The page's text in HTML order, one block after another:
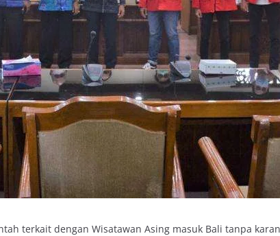
terkait dengan Wisatawan Asing masuk Bali tanpa